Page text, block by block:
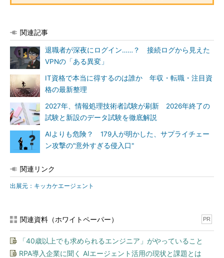
関連記事
退職者が深夜にログイン……？ 接続ログから見えた
VPNの「ある異変」
IT資格で本当に得するのは誰か 年収・転職・注目資
格の最新整理
2027年、情報処理技術者試験が刷新 2026年終了の
試験と新設のデータ試験を徹底解説
AIよりも危険？ 179人が明かした、サプライチェー
ン攻撃の"意外すぎる侵入口"
関連リンク
出展元：キッカケエージェント
関連資料（ホワイトペーパー） PR
「40歳以上でも求められるエンジニア」がやっていること
RPA導入企業に聞く AIエージェント活用の現状と課題とは